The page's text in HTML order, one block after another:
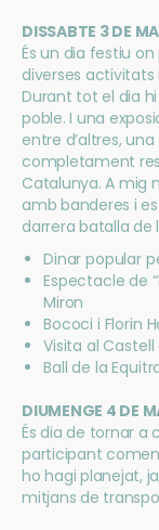
DISSABTE 3 DE
És un dia festiu
diverses activitats
Durant tot el dia
poble. I una
entre d’altres,
completament
Catalunya. A mig
amb banderes i
darrera batalla de
Dinar popular
Espectacle de
Miron
Bococi i Florin
Visita al Castell
Ball de la
DIUMENGE 4 DE
És dia de tornar a
participant
ho hagi planejat,
mitjans de